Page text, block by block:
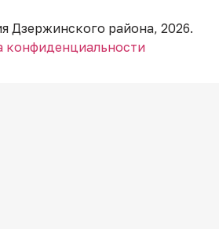
Дзержинского района, 2026.
конфиденциальности